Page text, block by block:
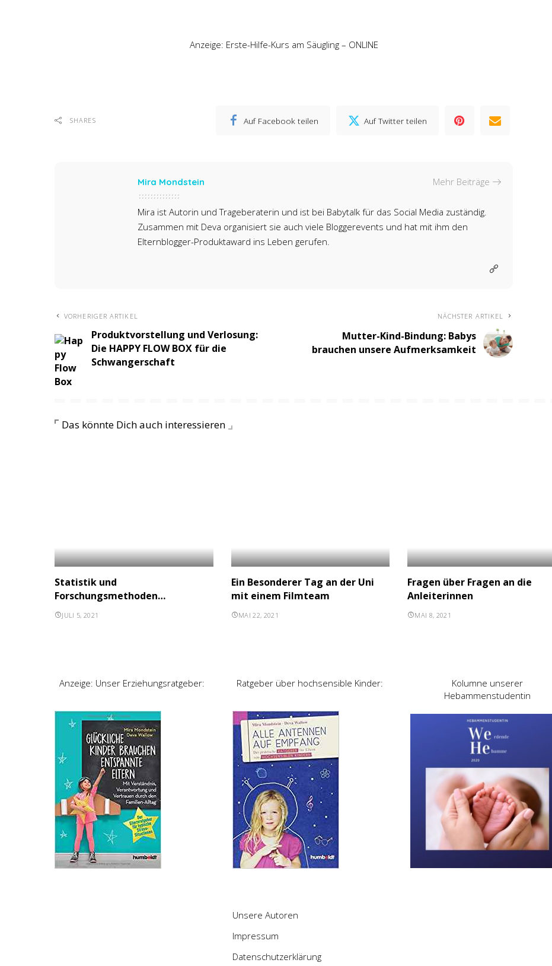
Anzeige: Erste-Hilfe-Kurs am Säugling – ONLINE
SHARES Auf Facebook teilen Auf Twitter teilen
Mira Mondstein Mehr Beiträge
Mira ist Autorin und Trageberaterin und ist bei Babytalk für das Social Media zuständig.
Zusammen mit Deva organisiert sie auch viele Bloggerevents und hat mit ihm den
Elternblogger-Produktaward ins Leben gerufen.
VORHERIGER ARTIKEL
Produktvorstellung und Verlosung:
Die HAPPY FLOW BOX für die
Schwangerschaft
NÄCHSTER ARTIKEL
Mutter-Kind-Bindung: Babys
brauchen unsere Aufmerksamkeit
Das könnte Dich auch interessieren
Statistik und
Forschungsmethoden…
JULI 5, 2021
Ein Besonderer Tag an der Uni
mit einem Filmteam
MAI 22, 2021
Fragen über Fragen an die
Anleiterinnen
MAI 8, 2021
Anzeige: Unser Erziehungsratgeber: Ratgeber über hochsensible Kinder:
Unsere Autoren
Impressum
Datenschutzerklärung
Kolumne unserer
Hebammenstudentin